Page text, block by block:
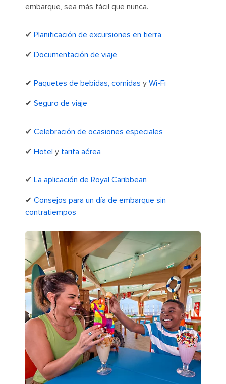
embarque, sea más fácil que nunca.
✔ Planificación de excursiones en tierra
✔ Documentación de viaje
✔ Paquetes de bebidas, comidas y Wi-Fi
✔ Seguro de viaje
✔ Celebración de ocasiones especiales
✔ Hotel y tarifa aérea
✔ La aplicación de Royal Caribbean
✔ Consejos para un día de embarque sin
contratiempos